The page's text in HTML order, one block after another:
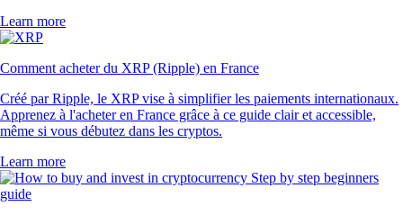
Learn more
Comment acheter du XRP (Ripple) en France
Créé par Ripple, le XRP vise à simplifier les paiements internationaux.
Apprenez à l'acheter en France grâce à ce guide clair et accessible,
même si vous débutez dans les cryptos.
Learn more